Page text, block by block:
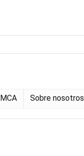
Sobre nosotros